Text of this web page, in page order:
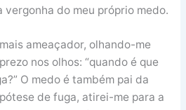
vergonha do meu próprio medo.
ameaçador, olhando-me
nos olhos: “quando é que
O medo é também pai da
de fuga, atirei-me para a